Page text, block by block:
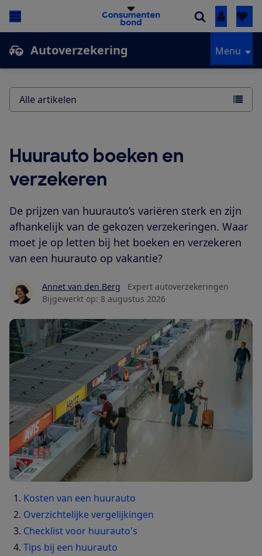
Inloggen
Autoverzekering Menu
Huurauto boeken en
verzekeren
De prijzen van huurauto’s variëren sterk en zijn
afhankelijk van de gekozen verzekeringen. Waar
moet je op letten bij het boeken en verzekeren
van een huurauto op vakantie?
Annet van den Berg
Expert autoverzekeringen
Bijgewerkt op: 8 augustus 2026
Kosten van een huurauto
Overzichtelijke vergelijkingen
Checklist voor huurauto's
Tips bij een huurauto
Alle artikelen